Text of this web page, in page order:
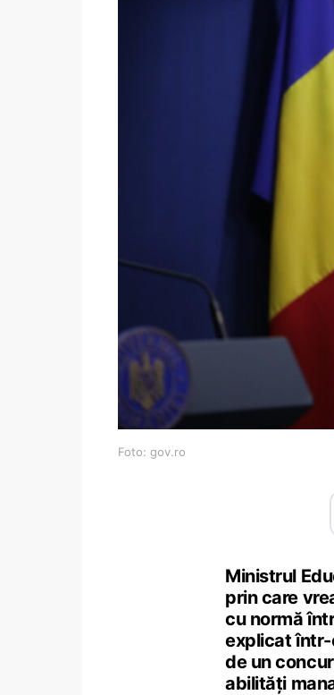
Foto: gov.ro
Ministrul
prin care
cu normă
explicat într-
de un
abilități